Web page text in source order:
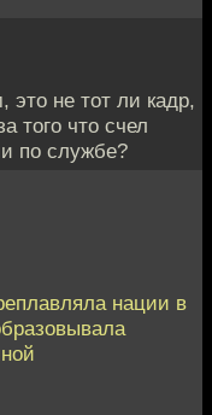
это не тот ли кадр,
того что счел
по службе?
нации в